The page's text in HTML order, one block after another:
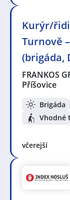
Kurýr/
Turnově
(brigáda,
FRANKOS
Příšovice
Brigáda
Vhodné
včerejší